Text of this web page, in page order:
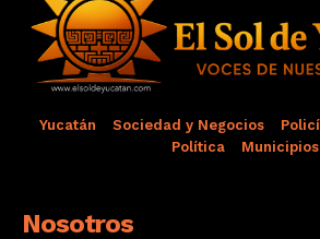
Yucatán Sociedad y Negocios
Política
Municipios
Nosotros